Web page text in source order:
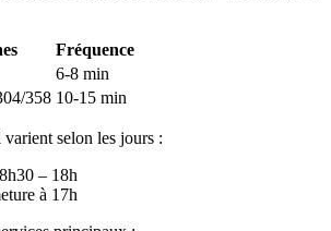
Fréquence
6-8 min
358 10-15 min
selon les jours :
– 18h
à 17h